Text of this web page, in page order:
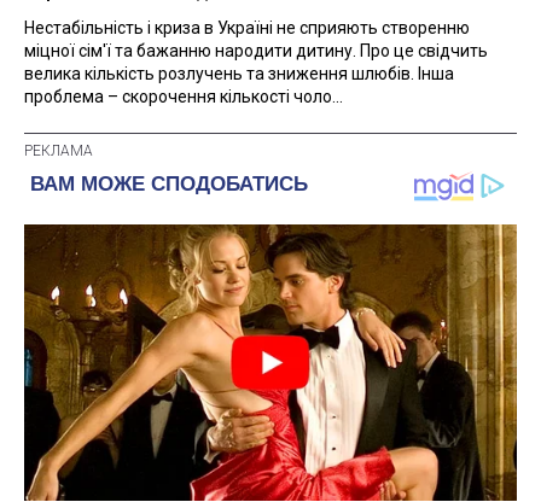
Нестабільність і криза в Україні не сприяють створенню
міцної сім'ї та бажанню народити дитину. Про це свідчить
велика кількість розлучень та зниження шлюбів. Інша
проблема – скорочення кількості чоло...